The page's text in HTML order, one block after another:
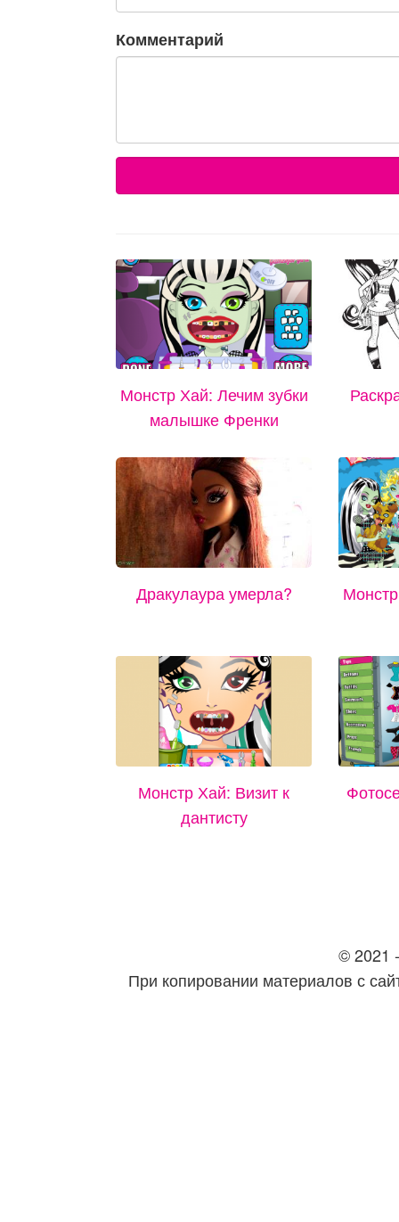
Комментарий
Монстр Хай: Лечим зубки
малышке Френки
Дракулаура умерла?
Монстр Хай: Визит к
дантисту
© 2021
При копировании материалов с